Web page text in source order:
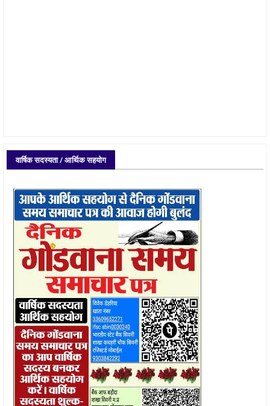
वार्षिक सदस्यता / आर्थिक सहयोग